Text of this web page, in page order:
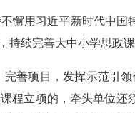
用习近平新时代中国
续完善大中小学思政
项目，发挥示范引领
程立项的，牵头单位还